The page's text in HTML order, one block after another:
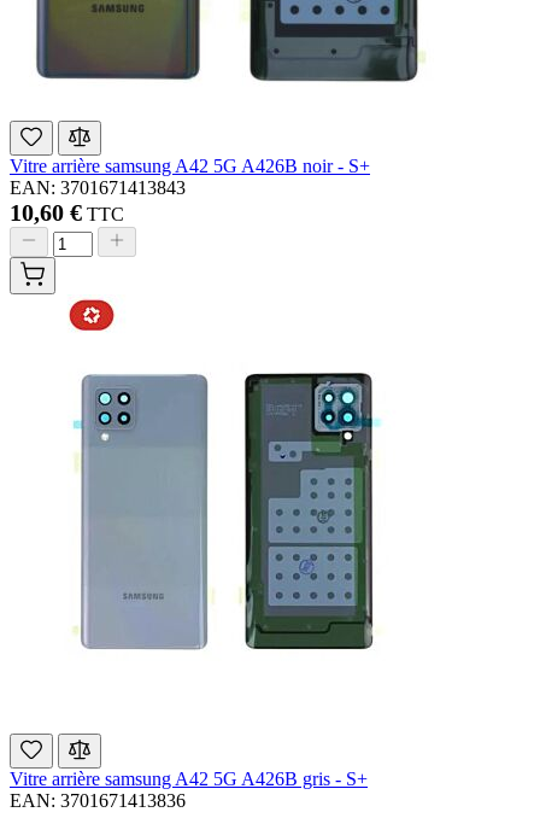
Vitre arrière samsung A42 5G A426B noir - S+
EAN: 3701671413843
10,60 € TTC
Vitre arrière samsung A42 5G A426B gris - S+
EAN: 3701671413836